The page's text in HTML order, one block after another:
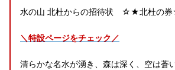
水の山 北杜からの招待状 ☆★北杜の
＼特設ページをチェック／
清らかな名水が湧き、森は深く、空は蒼い